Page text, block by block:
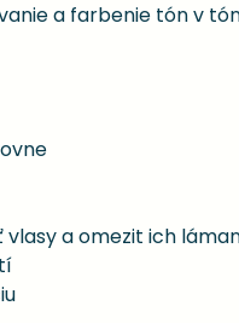
a farbenie tón v
a omezit ich